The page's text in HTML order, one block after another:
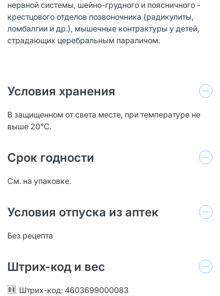
нервной системы, шейно-грудного и поясничного -
крестцового отделов позвоночника (радикулиты,
ломбалгии и др.), мышечные контрактуры у детей,
страдающих церебральным параличом.
Условия хранения
В защищенном от света месте, при температуре не
выше 20°C.
Срок годности
См. на упаковке.
Условия отпуска из аптек
Без рецепта
Штрих-код и вес
Штрих-код: 4603699000083